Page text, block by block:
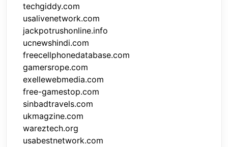
techgiddy.com
usalivenetwork.com
jackpotrushonline.info
ucnewshindi.com
freecellphonedatabase.com
gamersrope.com
exellewebmedia.com
free-gamestop.com
sinbadtravels.com
ukmagzine.com
wareztech.org
usabestnetwork.com